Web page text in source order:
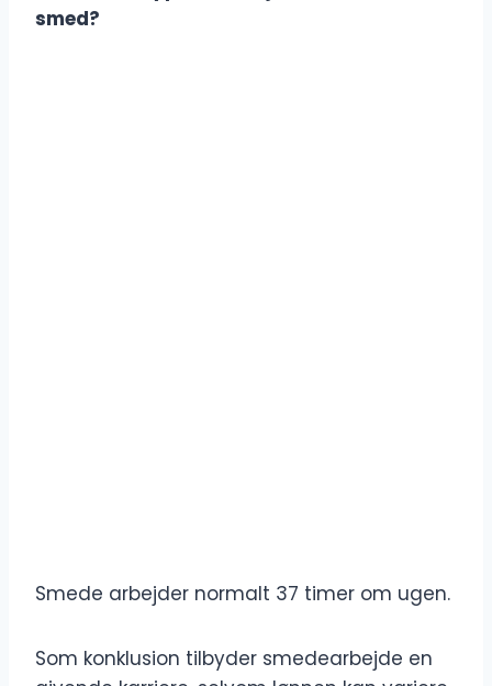
smed?
Smede arbejder normalt 37 timer om ugen.
Som konklusion tilbyder smedearbejde en